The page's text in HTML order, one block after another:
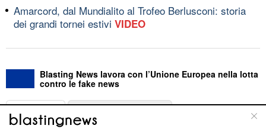
Amarcord, dal Mundialito al Trofeo Berlusconi: storia
dei grandi tornei estivi VIDEO
Blasting News lavora con l’Unione Europea nella lotta
contro le fake news
ABOUT